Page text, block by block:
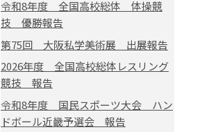
令和8年度 全国高校総体 体操競
技 優勝報告
第75回 大阪私学美術展 出展報告
2026年度 全国高校総体レスリング
競技 報告
令和8年度 国民スポーツ大会 ハン
ドボール近畿予選会 報告